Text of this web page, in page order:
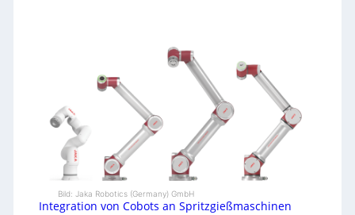
Bild: Jaka Robotics (Germany) GmbH
Integration von Cobots an Spritzgießmaschinen